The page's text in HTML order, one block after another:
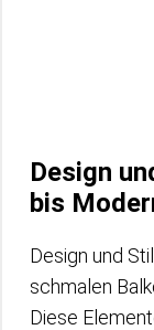
Design
bis
Design und
schmalen
Diese